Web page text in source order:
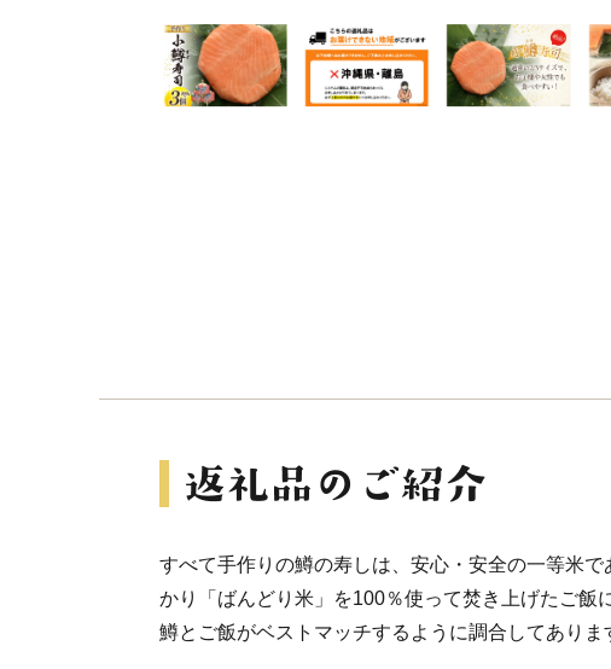
すべて手作りの鱒の寿しは、安心・安全の一等米で
かり「ばんどり米」を100％使って焚き上げたご飯
鱒とご飯がベストマッチするように調合してありま